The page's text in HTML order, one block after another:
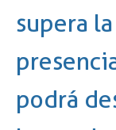
supera
podrá